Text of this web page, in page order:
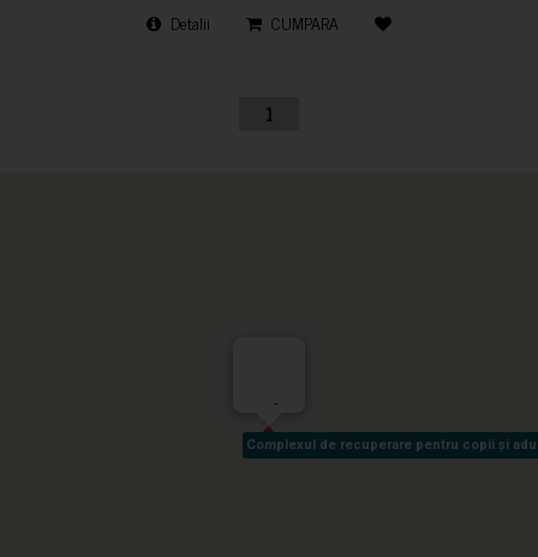
Detalii CUMPARA
1
Complexul de recuperare pentru copii și
Complexul de recuperare pentru copii și
-